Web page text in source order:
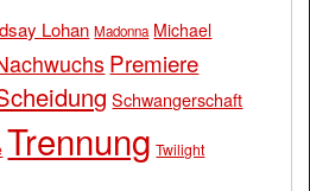
Lohan Madonna Michael
Premiere
Schwangerschaft
Trennung Twilight